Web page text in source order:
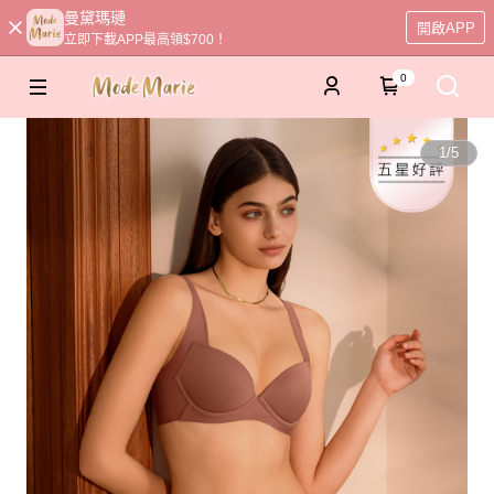
曼黛瑪璉
立即下載APP最高領$700！
開啟APP
0
1/5